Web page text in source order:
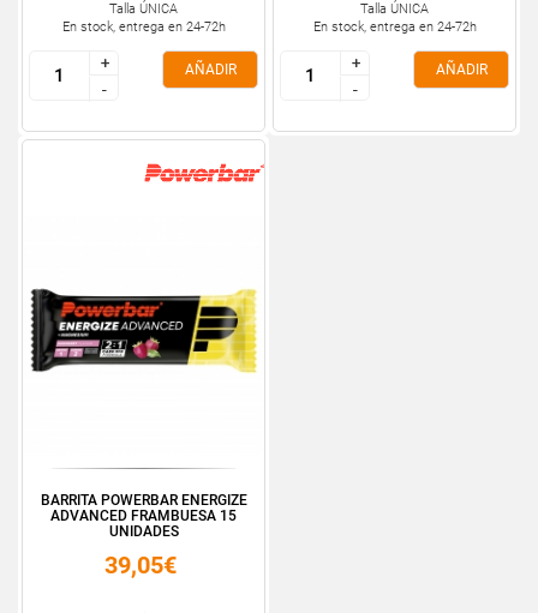
Talla ÚNICA
En stock, entrega en 24-72h
+
-
+
-
AÑADIR
Talla ÚNICA
En stock, entrega en 24-72h
+
-
+
-
AÑADIR
BARRITA POWERBAR ENERGIZE
ADVANCED FRAMBUESA 15
UNIDADES
39,05€